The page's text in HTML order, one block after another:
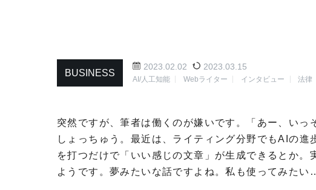
BUSINESS
2023.02.02 2023.03.15
AI/人工知能 Webライター インタビュー 法律
突然ですが、筆者は働くのが嫌いです。「あー、い
しょっちゅう。最近は、ライティング分野でもAIの
を打つだけで「いい感じの文章」が生成できるとか
ようです。夢みたいな話ですよね。私も使ってみたい